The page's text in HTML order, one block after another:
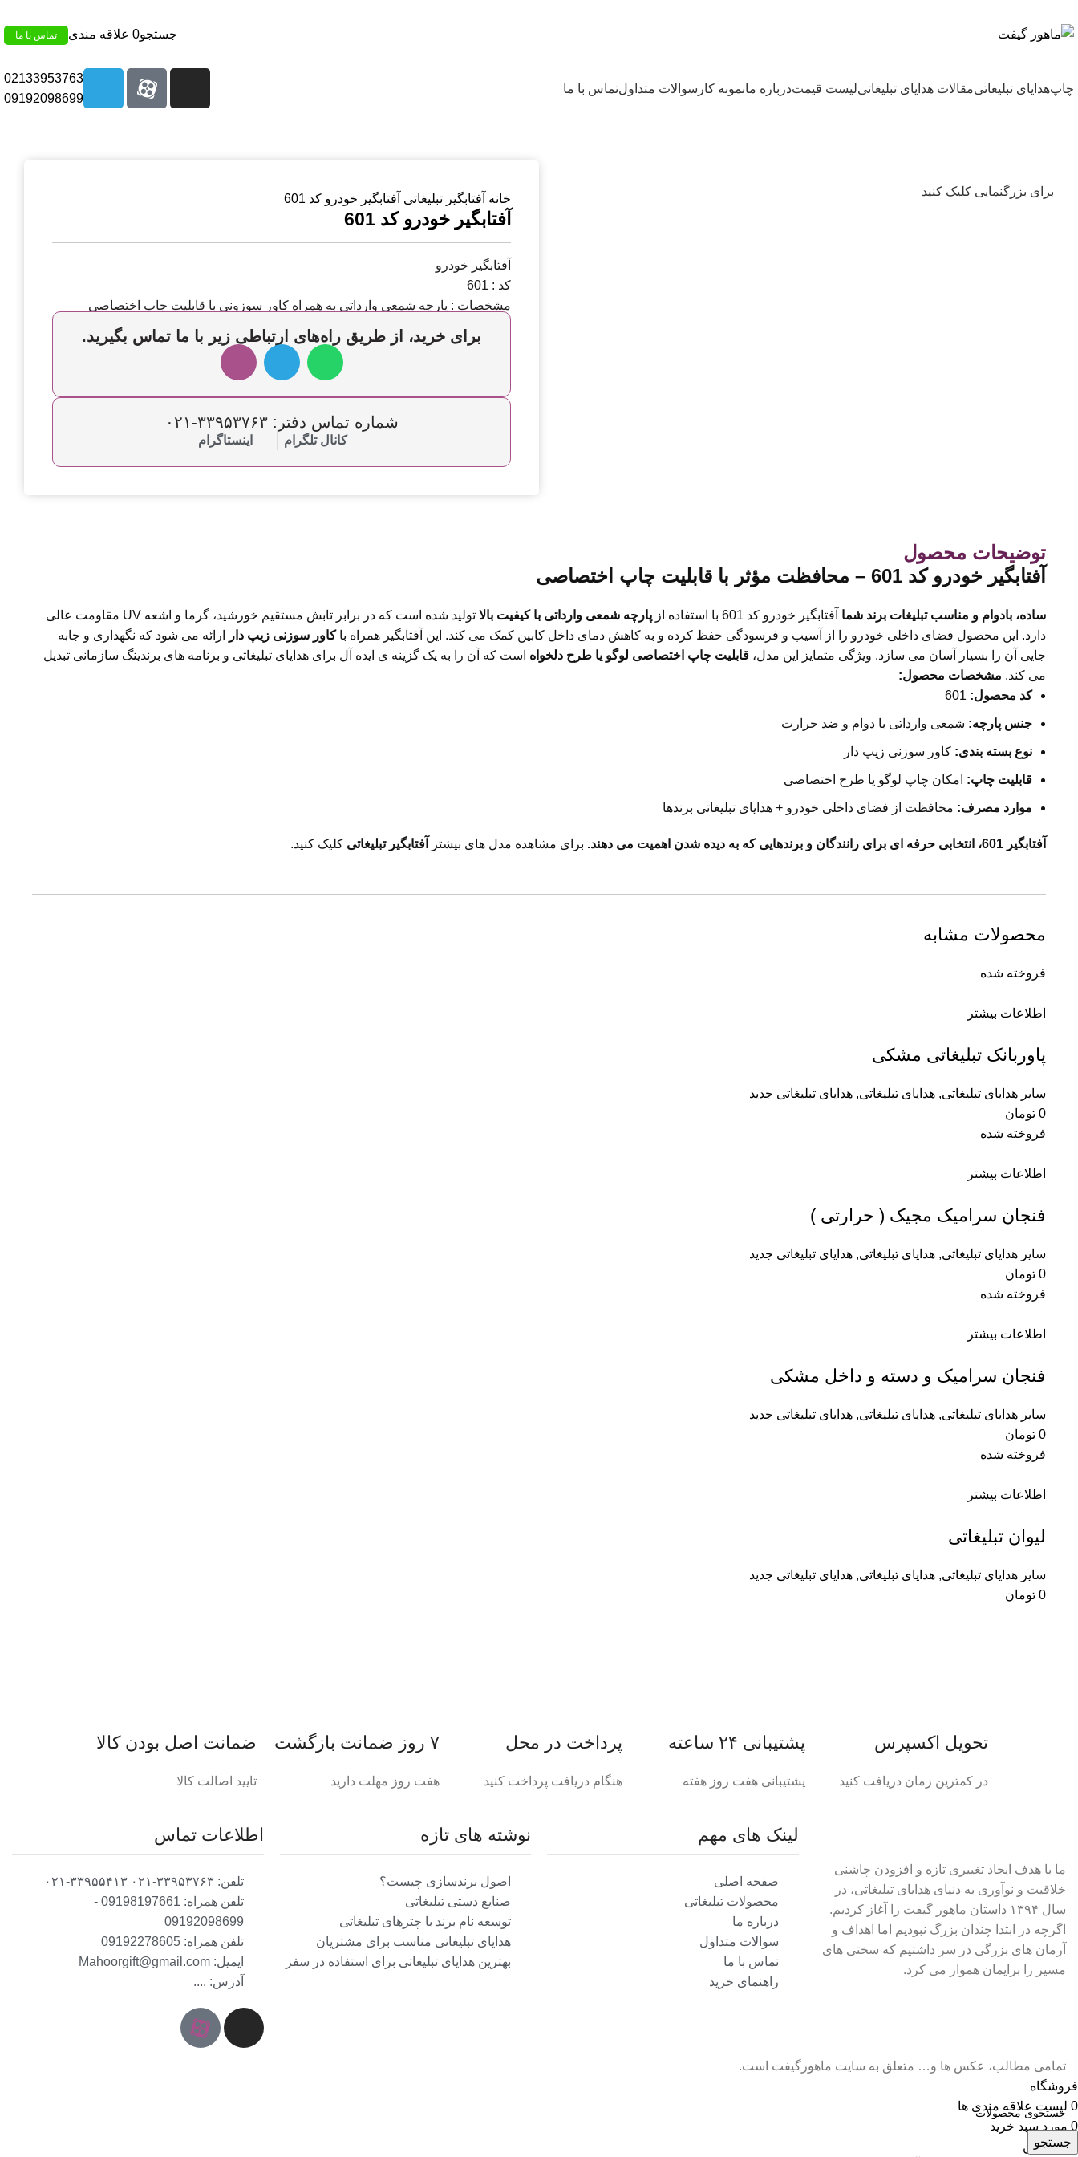
جستجو0 علاقه مندی تماس با ما
چاپهدایای تبلیغاتیمقالات هدایای تبلیغاتیلیست قیمتدرباره مانمونه کار سوالات متداولتماس با ما
02133953763
09192098699
برای بزرگنمایی کلیک کنید
خانه آفتابگیر تبلیغاتی آفتابگیر خودرو کد 601
آفتابگیر خودرو کد 601
آفتابگیر خودرو
کد : 601
مشخصات : پارچه شمعی وارداتی به همراه کاور سوزونی با قابلیت چاپ اختصاصی
برای خرید، از طریق راه‌های ارتباطی زیر با ما تماس بگیرید.
شماره تماس دفتر: ۳۳۹۵۳۷۶۳-۰۲۱
کانال تلگرام اینستاگرام
توضیحات محصول
آفتابگیر خودرو کد 601 – محافظت مؤثر با قابلیت چاپ اختصاصی
ساده، بادوام و مناسب تبلیغات برند شما آفتابگیر خودرو کد 601 با استفاده از پارچه شمعی وارداتی با کیفیت بالا
تولید شده است که در برابر تابش مستقیم خورشید، گرما و اشعه UV مقاومت عالی
دارد. این محصول فضای داخلی خودرو را از آسیب و فرسودگی حفظ کرده و به کاهش دمای داخل کابین کمک می کند. این آفتابگیر همراه باکاور سوزنی زیپ دار
ارائه می شود که نگهداری و جابه
جایی آن را بسیار آسان می سازد. ویژگی متمایز این مدل، قابلیت چاپ اختصاصی لوگو یا طرح دلخواه است که آن را به یک گزینه ی ایده آل برای هدایای تبلیغاتی و برنامه های برندینگ سازمانی تبدیل
می کند. مشخصات محصول:
کد محصول:
جنس پارچه: شمعی وارداتی با دوام و ضد حرارت
نوع بسته بندی: کاور سوزنی زیپ دار
قابلیت چاپ: امکان چاپ لوگو یا طرح اختصاصی
موارد مصرف: محافظت از فضای داخلی خودرو + هدایای تبلیغاتی برندها
آفتابگیر 601، انتخابی حرفه ای برای رانندگان و برندهایی که به دیده شدن اهمیت می دهند . برای مشاهده مدل های بیشتر آفتابگیر تبلیغاتی کلیک کنید.
محصولات مشابه
فروخته شده
اطلاعات بیشتر
پاوربانک تبلیغاتی مشکی
سایر هدایای تبلیغاتی, هدایای تبلیغاتی, هدایای تبلیغاتی جدید
0 تومان
فروخته شده
اطلاعات بیشتر
فنجان سرامیک مجیک ( حرارتی )
سایر هدایای تبلیغاتی, هدایای تبلیغاتی, هدایای تبلیغاتی جدید
0 تومان
فروخته شده
اطلاعات بیشتر
فنجان سرامیک و دسته و داخل مشکی
سایر هدایای تبلیغاتی, هدایای تبلیغاتی, هدایای تبلیغاتی جدید
0 تومان
فروخته شده
اطلاعات بیشتر
لیوان تبلیغاتی
سایر هدایای تبلیغاتی, هدایای تبلیغاتی, هدایای تبلیغاتی جدید
0 تومان
تحویل اکسپرس
در کمترین زمان دریافت کنید
پشتیبانی ۲۴ ساعته
پشتیبانی هفت روز هفته
پرداخت در محل
هنگام دریافت پرداخت کنید
۷ روز ضمانت بازگشت
هفت روز مهلت دارید
ضمانت اصل‌ بودن کالا
تایید اصالت کالا
ما با هدف ایجاد تغییری تازه و افزودن چاشنی
خلاقیت و نوآوری به دنیای هدایای تبلیغاتی، در
سال ۱۳۹۴ داستان ماهور گیفت را آغاز کردیم.
اگرچه در ابتدا چندان بزرگ نبودیم اما اهداف و
آرمان های بزرگی در سر داشتیم که سختی های
مسیر را برایمان هموار می کرد.
لینک های مهم
صفحه اصلی
محصولات تبلیغاتی
درباره ما
سوالات متداول
تماس با ما
راهنمای خرید
نوشته های تازه
اصول برندسازی چیست؟
صنایع دستی تبلیغاتی
توسعه نام برند با چترهای تبلیغاتی
هدایای تبلیغاتی مناسب برای مشتریان
بهترین هدایای تبلیغاتی برای استفاده در سفر
اطلاعات تماس
تلفن: ۳۳۹۵۳۷۶۳-۰۲۱ ۳۳۹۵۵۴۱۳-۰۲۱
تلفن همراه: 09198197661 -
09192098699
تلفن همراه: 09192278605
ایمیل: Mahoorgift@gmail.com
آدرس: ....
تمامی مطالب، عکس ها و… متعلق به سایت ماهورگیفت است.
جستجو
فروشگاه
0 لیست علاقه مندی ها
0 مورد سبد خرید
حساب من